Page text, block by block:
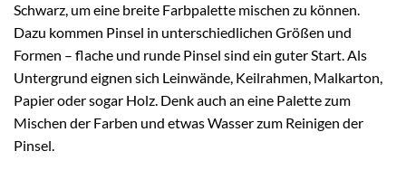
Schwarz, um eine breite Farbpalette mischen zu können.
Dazu kommen Pinsel in unterschiedlichen Größen und
Formen – flache und runde Pinsel sind ein guter Start. Als
Untergrund eignen sich Leinwände, Keilrahmen, Malkarton,
Papier oder sogar Holz. Denk auch an eine Palette zum
Mischen der Farben und etwas Wasser zum Reinigen der
Pinsel.